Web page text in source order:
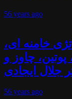
56 years ago
۲۱ - استراتژی خامنه ای،
پوتین، چاوز و
جلال ایجادی
56 years ago